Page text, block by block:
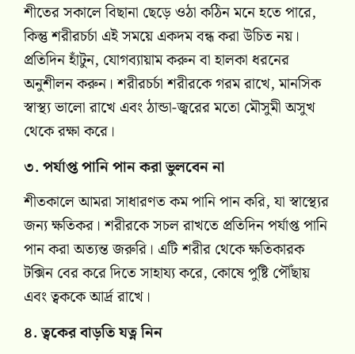
শীতের সকালে বিছানা ছেড়ে ওঠা কঠিন মনে হতে পারে,
কিন্তু শরীরচর্চা এই সময়ে একদম বন্ধ করা উচিত নয়।
প্রতিদিন হাঁটুন, যোগব্যায়াম করুন বা হালকা ধরনের
অনুশীলন করুন। শরীরচর্চা শরীরকে গরম রাখে, মানসিক
স্বাস্থ্য ভালো রাখে এবং ঠান্ডা-জ্বরের মতো মৌসুমী অসুখ
থেকে রক্ষা করে।
৩. পর্যাপ্ত পানি পান করা ভুলবেন না
শীতকালে আমরা সাধারণত কম পানি পান করি, যা স্বাস্থ্যের
জন্য ক্ষতিকর। শরীরকে সচল রাখতে প্রতিদিন পর্যাপ্ত পানি
পান করা অত্যন্ত জরুরি। এটি শরীর থেকে ক্ষতিকারক
টক্সিন বের করে দিতে সাহায্য করে, কোষে পুষ্টি পৌঁছায়
এবং ত্বককে আর্দ্র রাখে।
৪. ত্বকের বাড়তি যত্ন নিন